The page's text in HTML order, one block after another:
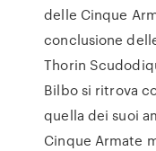
delle Cinque
conclusione
Thorin
Bilbo si ritrova
quella dei suoi
Cinque Armate